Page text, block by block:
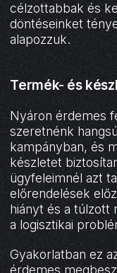
célzottabbak és
döntéseinket
alapozzuk.
Termék- és
Nyáron érdemes
szeretnénk
kampányban, és
készletet
ügyfeleimnél azt
előrendelések
hiányt és a túlzott
a logisztikai
Gyakorlatban ez
érdemes